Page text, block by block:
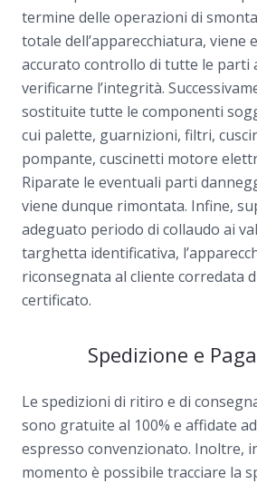
termine delle operazioni di
totale dell’apparecchiatura, viene
accurato controllo di tutte le parti
verificarne l’integrità.
sostituite tutte le componenti
cui palette, guarnizioni, filtri,
pompante, cuscinetti motore
Riparate le eventuali parti
viene dunque rimontata. Infine,
adeguato periodo di collaudo ai
targhetta identificativa,
riconsegnata al cliente corredata
certificato.
Spedizione e
Le spedizioni di ritiro e di
sono gratuite al 100% e affidate
espresso convenzionato. Inoltre,
momento è possibile tracciare la